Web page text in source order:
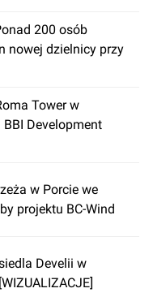
200 osób
nowej dzielnicy przy
Tower w
Development
w Porcie we
projektu BC-Wind
Develii w